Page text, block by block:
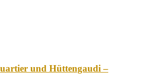
und Hüttengaudi –